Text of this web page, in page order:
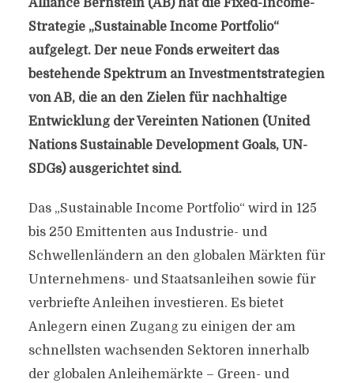
Alliance Bernstein (AB) hat die Fixed-Income-
Strategie „Sustainable Income Portfolio“
aufgelegt. Der neue Fonds erweitert das
bestehende Spektrum an Investmentstrategien
von AB, die an den Zielen für nachhaltige
Entwicklung der Vereinten Nationen (United
Nations Sustainable Development Goals, UN-
SDGs) ausgerichtet sind.
Das „Sustainable Income Portfolio“ wird in 125
bis 250 Emittenten aus Industrie- und
Schwellenländern an den globalen Märkten für
Unternehmens- und Staatsanleihen sowie für
verbriefte Anleihen investieren. Es bietet
Anlegern einen Zugang zu einigen der am
schnellsten wachsenden Sektoren innerhalb
der globalen Anleihemärkte – Green- und